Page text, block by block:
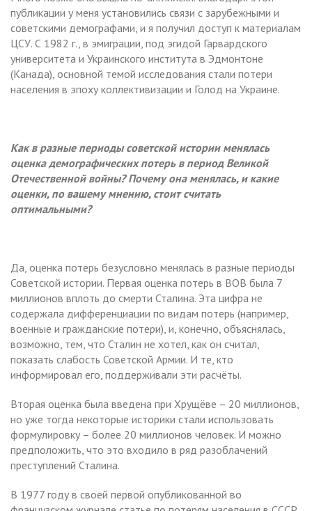
публикации у меня установились связи с зарубежными и
советскими демографами, и я получил доступ к материалам
ЦСУ. С 1982 г., в эмиграции, под эгидой Гарвардского
университета и Украинского института в Эдмонтоне
(Канада), основной темой исследования стали потери
населения в эпоху коллективизации и Голод на Украине.
Как в разные периоды советской истории менялась
оценка демографических потерь в период Великой
Отечественной войны? Почему она менялась, и какие
оценки, по вашему мнению, стоит считать
оптимальными?
Да, оценка потерь безусловно менялась в разные периоды
Советской истории. Первая оценка потерь в ВОВ была 7
миллионов вплоть до смерти Сталина. Эта цифра не
содержала дифференциации по видам потерь (например,
военные и гражданские потери), и, конечно, объяснялась,
возможно, тем, что Сталин не хотел, как он считал,
показать слабость Советской Армии. И те, кто
информировал его, поддерживали эти расчёты.
Вторая оценка была введена при Хрущёве – 20 миллионов,
но уже тогда некоторые историки стали использовать
формулировку – более 20 миллионов человек. И можно
предположить, что это входило в ряд разоблачений
преступлений Сталина.
В 1977 году в своей первой опубликованной во